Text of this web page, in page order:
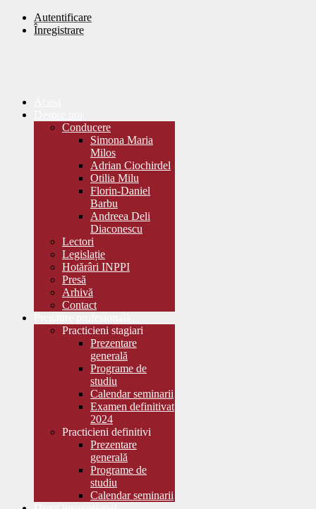
Autentificare
Înregistrare
Conducere
Simona Maria
Milos
Adrian Ciochirdel
Otilia Milu
Florin-Daniel
Barbu
Andreea Deli
Diaconescu
Lectori
Legislație
Hotărâri INPPI
Presă
Arhivă
Contact
Practicieni stagiari
Prezentare
generală
Programe de
studiu
Calendar seminarii
Examen definitivat
2024
Practicieni definitivi
Prezentare
generală
Programe de
studiu
Calendar seminarii